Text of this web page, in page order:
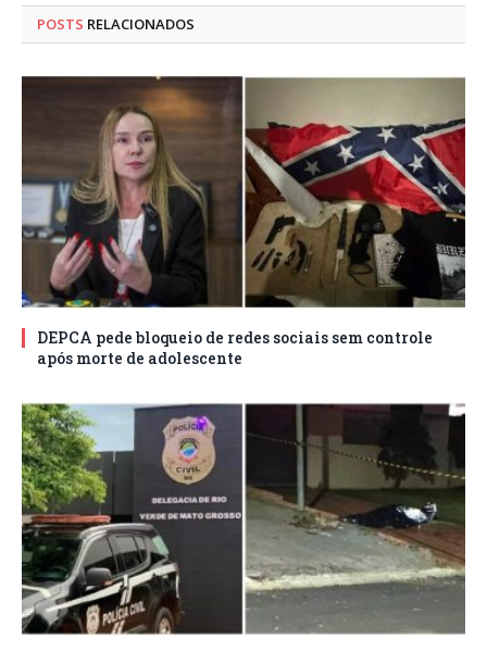
POSTS RELACIONADOS
DEPCA pede bloqueio de redes sociais sem controle
após morte de adolescente